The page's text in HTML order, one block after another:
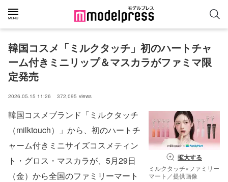
韓国コスメ「ミルクタッチ」初のハートチャ
ーム付きミニリップ＆マスカラがファミマ限
定発売
2026.05.15 11:26 372,095 views
拡大する
ミルクタッチ×ファミリー
マート／提供画像
韓国コスメブランド「ミルクタッチ
（milktouch）」から、初のハートチ
ャーム付きミニサイズコスメティン
ト・グロス・マスカラが、5月29日
（金）から全国のファミリーマート